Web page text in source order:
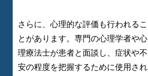
さらに、心理的な評価も行われるこ
とがあります。専門の心理学者や心
理療法士が患者と面談し、症状や不
安の程度を把握するために使用され